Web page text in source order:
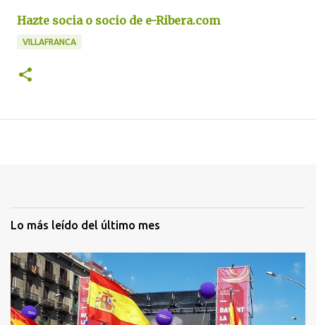
Hazte socia o socio de e-Ribera.com
VILLAFRANCA
Lo más leído del último mes